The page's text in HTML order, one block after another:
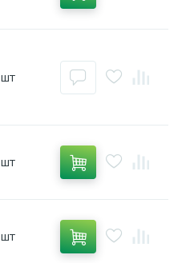
шт
шт
шт